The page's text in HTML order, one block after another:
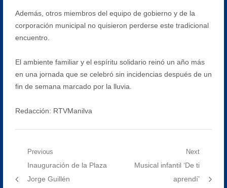
Además, otros miembros del equipo de gobierno y de la
corporación municipal no quisieron perderse este tradicional
encuentro.
El ambiente familiar y el espíritu solidario reinó un año más
en una jornada que se celebró sin incidencias después de un
fin de semana marcado por la lluvia.
Redacción: RTVManilva
Navegación
Previous
Previous
post:
Inauguración de la Plaza
Jorge Guillén
Next
Next
Musical infantil ‘De ti
aprendí’